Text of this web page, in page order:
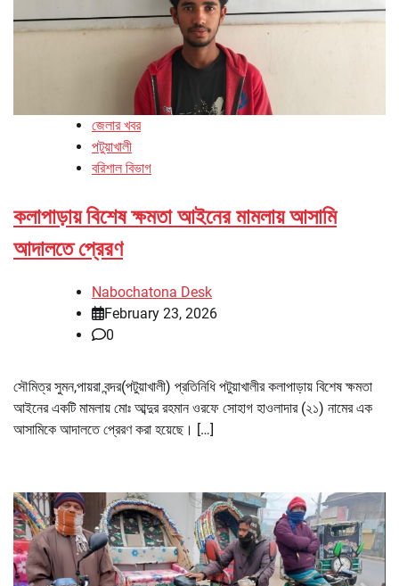
জেলার খবর
পটুয়াখালী
বরিশাল বিভাগ
কলাপাড়ায় বিশেষ ক্ষমতা আইনের মামলায় আসামি
আদালতে প্রেরণ
Nabochatona Desk
February 23, 2026
0
সৌমিত্র সুমন,পায়রা বন্দর(পটুয়াখালী) প্রতিনিধি পটুয়াখালীর কলাপাড়ায় বিশেষ ক্ষমতা
আইনের একটি মামলায় মোঃ আব্দুর রহমান ওরফে সোহাগ হাওলাদার (২১) নামের এক
আসামিকে আদালতে প্রেরণ করা হয়েছে। […]